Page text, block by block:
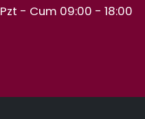
Pzt - Cum 09:00 - 18:00